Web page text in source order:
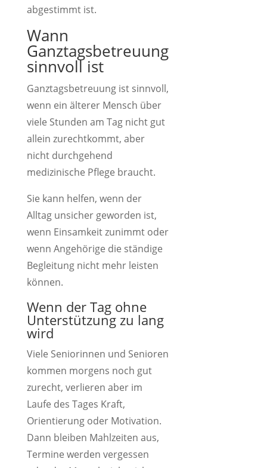
abgestimmt ist.
Wann
Ganztagsbetreuung
sinnvoll ist
Ganztagsbetreuung ist sinnvoll,
wenn ein älterer Mensch über
viele Stunden am Tag nicht gut
allein zurechtkommt, aber
nicht durchgehend
medizinische Pflege braucht.
Sie kann helfen, wenn der
Alltag unsicher geworden ist,
wenn Einsamkeit zunimmt oder
wenn Angehörige die ständige
Begleitung nicht mehr leisten
können.
Wenn der Tag ohne
Unterstützung zu lang
wird
Viele Seniorinnen und Senioren
kommen morgens noch gut
zurecht, verlieren aber im
Laufe des Tages Kraft,
Orientierung oder Motivation.
Dann bleiben Mahlzeiten aus,
Termine werden vergessen